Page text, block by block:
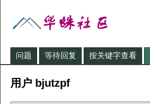
问题 等待回复 按关键字查看
用户 bjutzpf